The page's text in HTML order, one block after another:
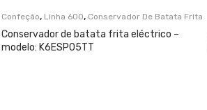
Confeção, Linha 600, Conservador De Batata Frita
Conservador de batata frita eléctrico –
modelo: K6ESP05TT